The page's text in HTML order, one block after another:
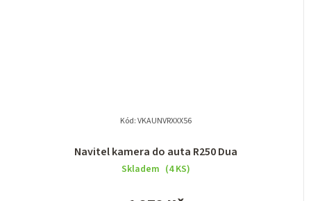
Navitel kamera do auta R250 Dua
Skladem (4 KS)
Kód:VKAUNVRXXX56